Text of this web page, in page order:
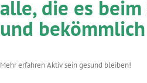
alle, die es
und
Mehr erfahrenAktiv sein gesund bleiben!